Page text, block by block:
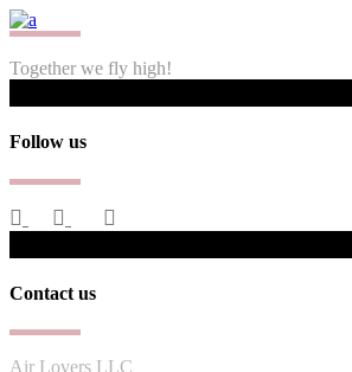
Together we fly high!
Follow us
Contact us
Air Lovers LLC